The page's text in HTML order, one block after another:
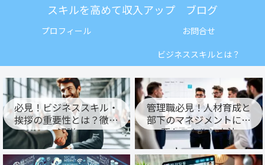
スキルを高めて収入アップ ブログ
プロフィール
お問合せ
ビジネススキルとは？
必見！ビジネススキル・
挨拶の重要性とは？徹底
解説
管理職必見！人材育成と
部下のマネジメントに必
要なスキルと方法